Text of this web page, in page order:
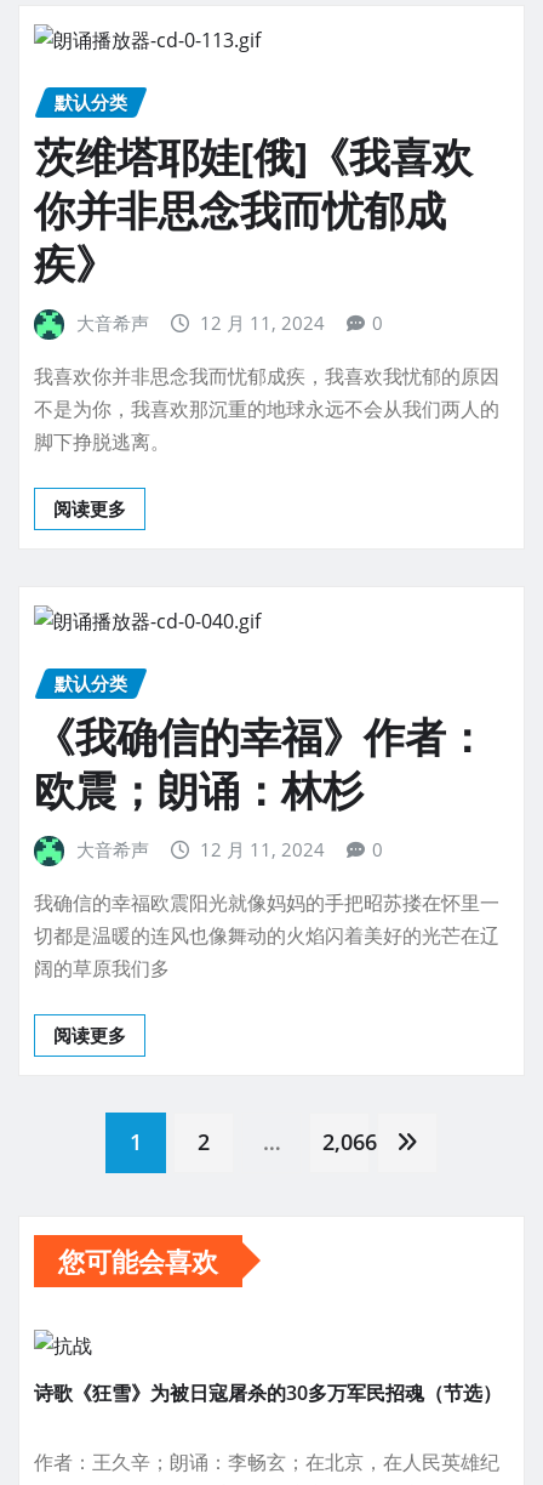
默认分类
茨维塔耶娃[俄]《我喜欢
你并非思念我而忧郁成
疾》
大音希声 12 月 11, 2024 0
我喜欢你并非思念我而忧郁成疾，我喜欢我忧郁的原因
不是为你，我喜欢那沉重的地球永远不会从我们两人的
脚下挣脱逃离。
阅读更多
默认分类
《我确信的幸福》作者：
欧震；朗诵：林杉
大音希声 12 月 11, 2024 0
我确信的幸福欧震阳光就像妈妈的手把昭苏搂在怀里一
切都是温暖的连风也像舞动的火焰闪着美好的光芒在辽
阔的草原我们多
阅读更多
章
分
页
1 2 … 2,066
您可能会喜欢
诗歌《狂雪》为被日寇屠杀的30多万军民招魂（节选）
作者：王久辛；朗诵：李畅玄；在北京，在人民英雄纪